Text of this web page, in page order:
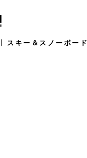
スキー＆スノーボード